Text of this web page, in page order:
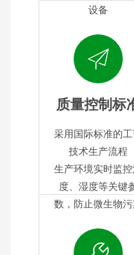
设备
质量控制标
采用国际标准的
技术生产流程
生产环境实时监控
度、湿度等关键
数，防止微生物污